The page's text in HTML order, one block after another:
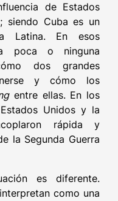
de Estados
siendo Cuba es un
Latina. En esos
poca o ninguna
dos grandes
y cómo los
entre ellas. En los
Unidos y la
rápida y
la Segunda Guerra
es diferente.
como una